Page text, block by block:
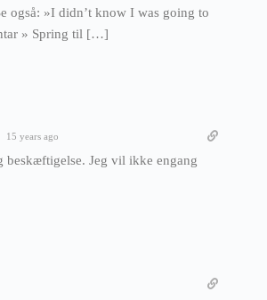
også: »I didn’t know I was going to
» Spring til […]
15 years ago
beskæftigelse. Jeg vil ikke engang